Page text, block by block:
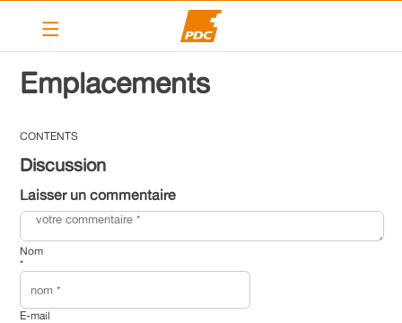
Le Centre Genève
Emplacements
CONTENTS
Discussion
Laisser un commentaire
Nom
*
E-mail